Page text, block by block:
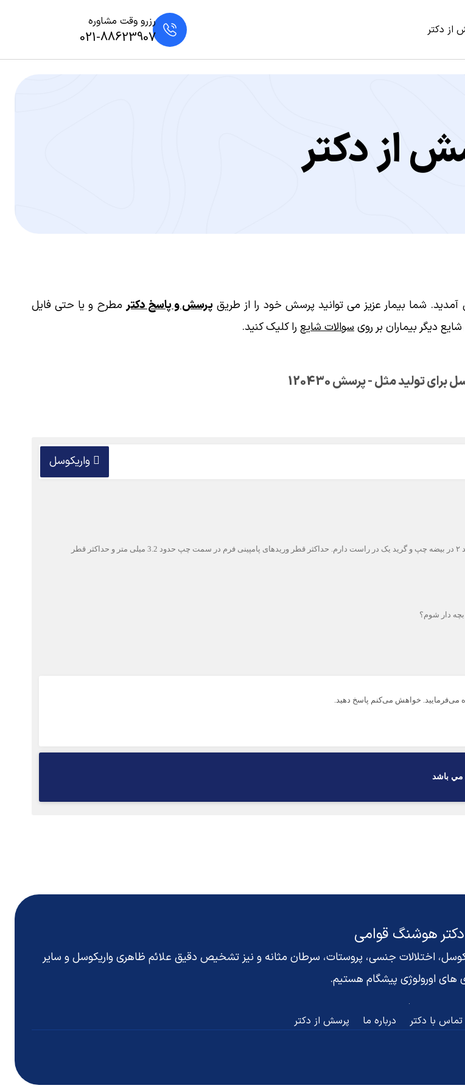
از دکتر
رزرو وقت مشاوره
021-88623907
از دکتر
شما بیمار عزیز می توانید پرسش خود را از طریق پرسش و پاسخ دکتر مطرح و یا حتی فایل
دیگر بیماران بر رویسوالات شایع را کلیک کنید.
برای تولید مثل - پرسش 120430
واریکوسل
خواهش می‌کنم آزمایش اسپرم بنده را مشاهده فرمایید (پیوست است). ضمنا من واریکوسل گرید ۲ در بیضه چپ و گرید یک در راست دارم. حداکثر قطر وریدهای پامپینی فرم در سمت چپ حدود 3.2 میلی متر و حداکثر قطر
دار شوم؟
مي باشد
دکتر هوشنگ قوامی
اختلالات جنسی، پروستات، سرطان مثانه و نیز تشخیص دقیق علائم ظاهری واریکوسلو سایر
های اورولوژی پیشگام هستیم.
تماس با دکتر درباره ما پرسش از دکتر